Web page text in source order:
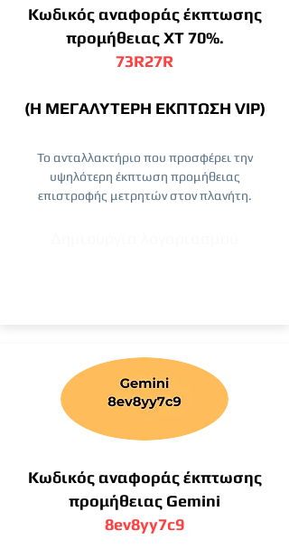
Κωδικός αναφοράς έκπτωσης
προμήθειας XT 70%.
73R27R
(Η ΜΕΓΑΛΥΤΕΡΗ ΕΚΠΤΩΣΗ VIP)
Το ανταλλακτήριο που προσφέρει την
υψηλότερη έκπτωση προμήθειας
επιστροφής μετρητών στον πλανήτη.
Κωδικός αναφοράς έκπτωσης
προμήθειας Gemini
8ev8yy7c9